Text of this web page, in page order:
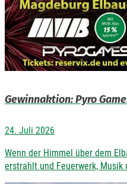
Gewinnaktion: Pyro
24. Juli 2026
Wenn der Himmel über dem
erstrahlt und Feuerwerk,